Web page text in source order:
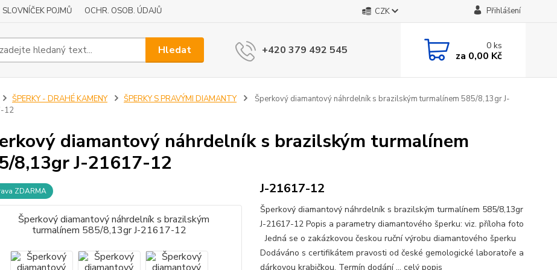
SLOVNÍČEK POJMŮ OCHR. OSOB. ÚDAJŮ CZK Přihlášení
Hledat +420 379 492 545 0ks
za 0,00 Kč
ŠPERKY - DRAHÉ KAMENY ŠPERKY S PRAVÝMI DIAMANTY
Šperkový diamantový náhrdelník s brazilským turmalínem 585/8,13gr J-
12
diamantový náhrdelník s brazilským turmalínem
8,13gr J-21617-12
ZDARMA J-21617-12
Šperkový diamantový náhrdelník s brazilským turmalínem 585/8,13gr
J-21617-12 Popis a parametry diamantového šperku: viz. příloha foto
Jedná se o zakázkovou českou ruční výrobu diamantového šperku
Dodáváno s certifikátem pravosti od české gemologické laboratoře a
dárkovou krabičkou. Termín dodání ... celý popis